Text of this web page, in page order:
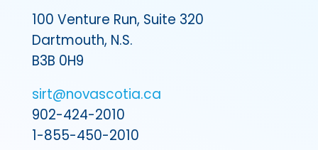
100 Venture Run, Suite 320
Dartmouth, N.S.
B3B 0H9
sirt@novascotia.ca
902-424-2010
1-855-450-2010